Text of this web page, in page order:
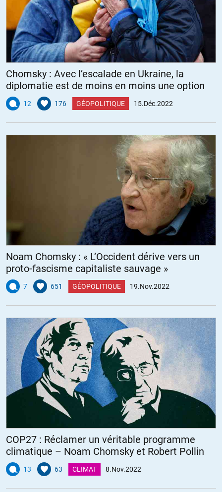
Chomsky : Avec l’escalade en Ukraine, la
diplomatie est de moins en moins une option
12 176 GÉOPOLITIQUE 15.Déc.2022
Noam Chomsky : « L’Occident dérive vers un
proto-fascisme capitaliste sauvage »
7 651 GÉOPOLITIQUE 19.Nov.2022
COP27 : Réclamer un véritable programme
climatique – Noam Chomsky et Robert Pollin
13 63 CLIMAT 8.Nov.2022